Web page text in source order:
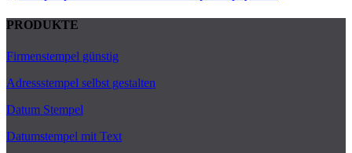
PRODUKTE
Firmenstempel günstig
Adressstempel selbst gestalten
Datum Stempel
Datumstempel mit Text